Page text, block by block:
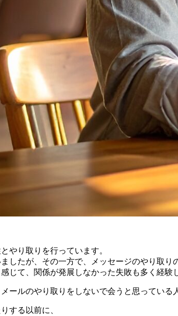
やり取りを行っています。
したが、その一方で、メッセージのやり取り
じて、関係が発展しなかった失敗も多く経験
ールのやり取りをしないで会うと思っている
する以前に、